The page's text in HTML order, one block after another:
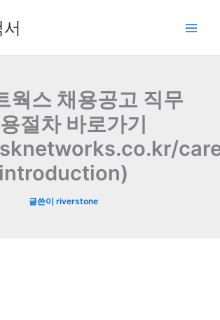
웍스 채용공고 직무
절차 바로가기
introduction)
글쓴이 riverstone